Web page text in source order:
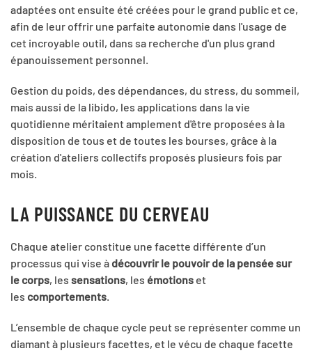
adaptées ont ensuite été créées pour le grand public et ce,
afin de leur offrir une parfaite autonomie dans l'usage de
cet incroyable outil, dans sa recherche d'un plus grand
épanouissement personnel.
Gestion du poids, des dépendances, du stress, du sommeil,
mais aussi de la libido, les applications dans la vie
quotidienne méritaient amplement d'être proposées à la
disposition de tous et de toutes les bourses, grâce à la
création d'ateliers collectifs proposés plusieurs fois par
mois.
LA PUISSANCE DU CERVEAU
Chaque atelier constitue une facette différente d’un
processus qui vise à découvrir le pouvoir de la pensée sur
le corps, les sensations, les émotions et
les comportements.
L’ensemble de chaque cycle peut se représenter comme un
diamant à plusieurs facettes, et le vécu de chaque facette